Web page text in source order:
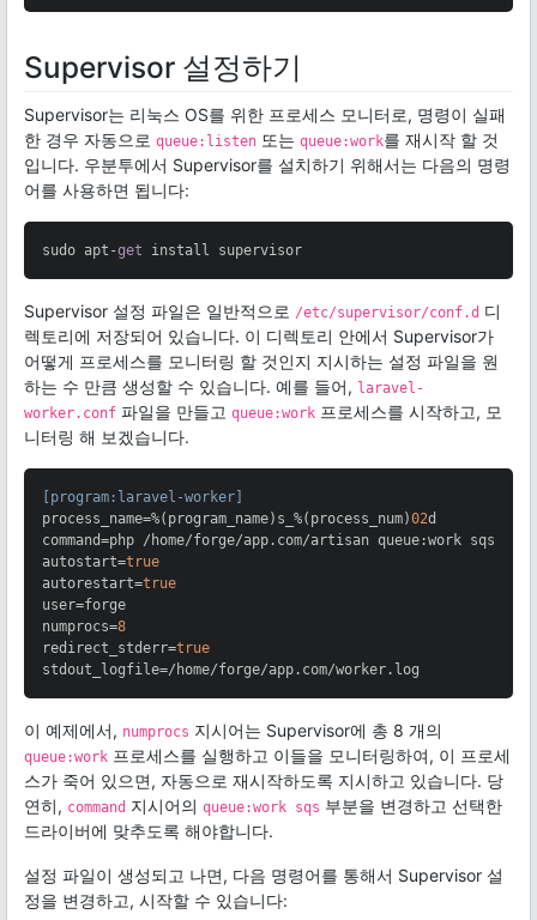
Supervisor 설정하기
Supervisor는 리눅스 OS를 위한 프로세스 모니터로, 명령이 실패
한 경우 자동으로 queue:listen 또는 queue:work를 재시작 할 것
입니다. 우분투에서 Supervisor를 설치하기 위해서는 다음의 명령
어를 사용하면 됩니다:
sudo apt-get install supervisor
Supervisor 설정 파일은 일반적으로 /etc/supervisor/conf.d 디
렉토리에 저장되어 있습니다. 이 디렉토리 안에서 Supervisor가
어떻게 프로세스를 모니터링 할 것인지 지시하는 설정 파일을 원
하는 수 만큼 생성할 수 있습니다. 예를 들어, laravel-
worker.conf 파일을 만들고 queue:work 프로세스를 시작하고, 모
니터링 해 보겠습니다.
[program:laravel-worker]
process_name=%(program_name)s_%(process_num)02
command=php /home/forge/app.com/artisan queue:work sqs --
autostart=true
autorestart=true
user
numprocs=8
redirect_stderr=true
stdout_logfile=/home/forge/app.com/worker.log
이 예제에서, numprocs 지시어는 Supervisor에 총 8 개의
queue:work 프로세스를 실행하고 이들을 모니터링하여, 이 프로세
스가 죽어 있으면, 자동으로 재시작하도록 지시하고 있습니다. 당
연히, command 지시어의 queue:work sqs 부분을 변경하고 선택한
드라이버에 맞추도록 해야합니다.
설정 파일이 생성되고 나면, 다음 명령어를 통해서 Supervisor 설
정을 변경하고, 시작할 수 있습니다: